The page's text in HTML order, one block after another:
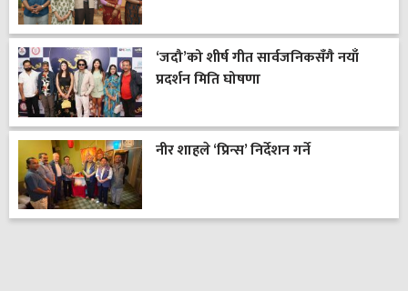
‘जदौ’को शीर्ष गीत सार्वजनिकसँगै नयाँ
प्रदर्शन मिति घोषणा
नीर शाहले ‘प्रिन्स’ निर्देशन गर्ने